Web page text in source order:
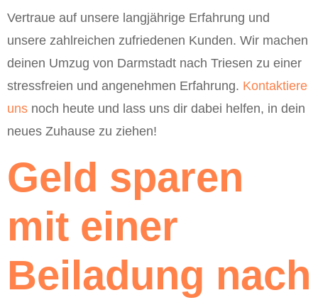
Vertraue auf unsere langjährige Erfahrung und
unsere zahlreichen zufriedenen Kunden. Wir machen
deinen Umzug von Darmstadt nach Triesen zu einer
stressfreien und angenehmen Erfahrung. Kontaktiere
uns noch heute und lass uns dir dabei helfen, in dein
neues Zuhause zu ziehen!
Geld sparen
mit einer
Beiladung nach